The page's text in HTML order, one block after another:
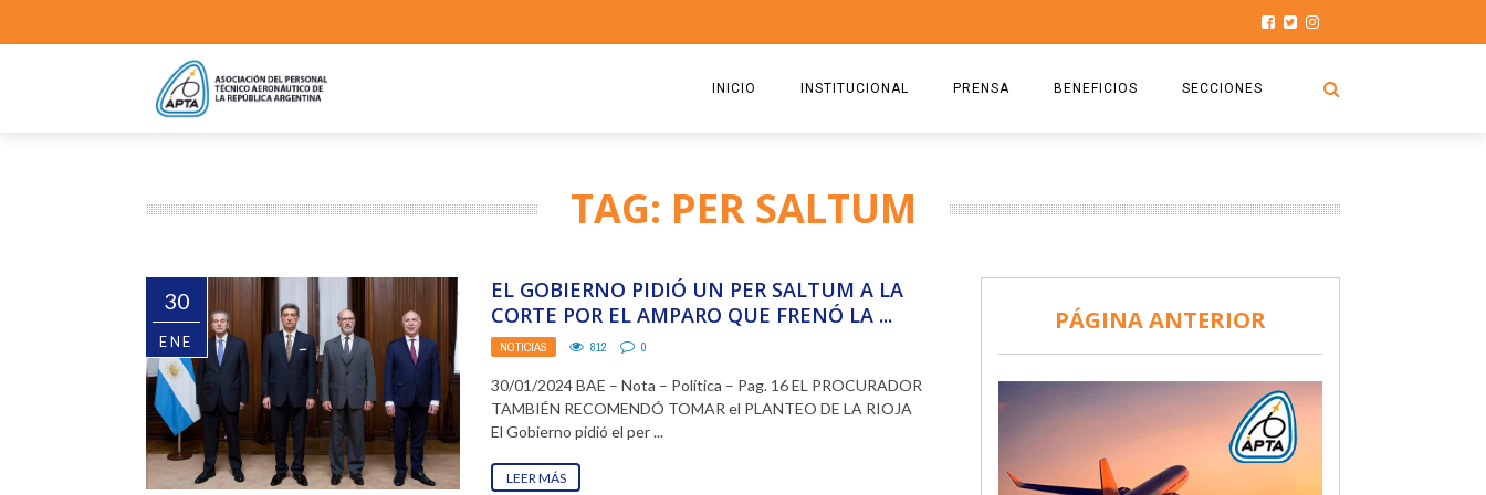
INICIO INSTITUCIONAL
ESTATUTO
RICARDO CIRIELLI
PRENSA
2025
BENEFICIOS
COMISIÓN
DOCUMENTOS
SEGURO DE SEPELIOS
SECCIONES
HISTORIAS DE LUCHA
TURISMO Y RECREACIÓN
TAG: PER SALTUM
30
ENE
EL GOBIERNO PIDIÓ UN PER SALTUM A LA
CORTE POR EL AMPARO QUE FRENÓ LA ...
NOTICIAS 812 0
30/01/2024 BAE – Nota – Política – Pag. 16 EL PROCURADOR
TAMBIÉN RECOMENDÓ TOMAR el PLANTEO DE LA RIOJA
El Gobierno pidió el per ...
LEER MÁS
PÁGINA ANTERIOR